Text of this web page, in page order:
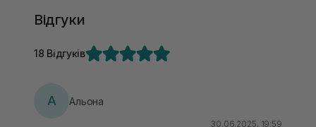
Відгуки
18 Відгуків
А Альона
30.06.2025, 19:59